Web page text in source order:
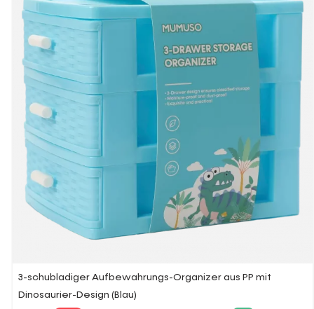
3-schubladiger Aufbewahrungs-Organizer aus PP mit
Dinosaurier-Design (Blau)